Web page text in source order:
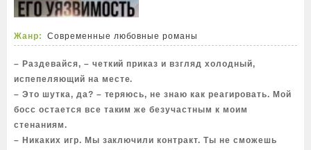
Жанр: Современные любовные романы
– Раздевайся, – четкий приказ и взгляд холодный,
испепеляющий на месте.
– Это шутка, да? – теряюсь, не знаю как реагировать. Мой
босс остается все таким же безучастным к моим
стенаниям.
– Никаких игр. Мы заключили контракт. Ты не сможешь